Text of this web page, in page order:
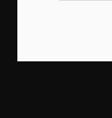
Karneval in